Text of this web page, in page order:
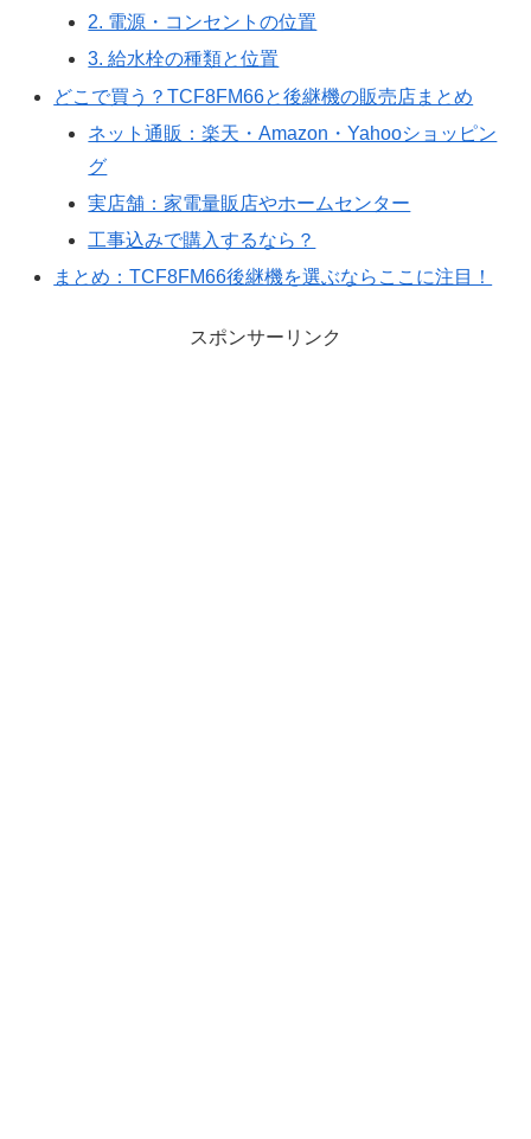
2. 電源・コンセントの位置
3. 給水栓の種類と位置
どこで買う？TCF8FM66と後継機の販売店まとめ
ネット通販：楽天・Amazon・Yahooショッピン
グ
実店舗：家電量販店やホームセンター
工事込みで購入するなら？
まとめ：TCF8FM66後継機を選ぶならここに注目！
スポンサーリンク